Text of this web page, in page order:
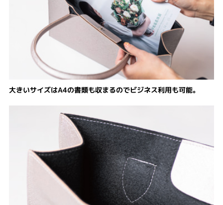
大きいサイズはA4の書類も収まるのでビジネス利用も可能。